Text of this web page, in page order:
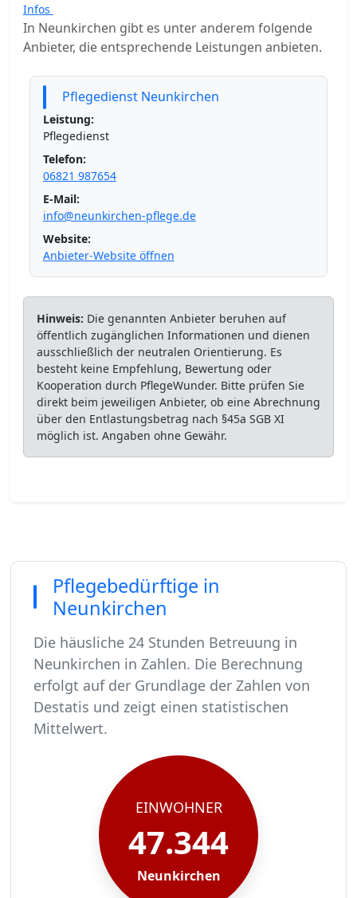
Infos
In Neunkirchen gibt es unter anderem folgende
Anbieter, die entsprechende Leistungen anbieten.
Pflegedienst Neunkirchen
Leistung:
Pflegedienst
Telefon:
06821 987654
E-Mail:
info@neunkirchen-pflege.de
Website:
Anbieter-Website öffnen
Hinweis: Die genannten Anbieter beruhen auf
öffentlich zugänglichen Informationen und dienen
ausschließlich der neutralen Orientierung. Es
besteht keine Empfehlung, Bewertung oder
Kooperation durch PflegeWunder. Bitte prüfen Sie
direkt beim jeweiligen Anbieter, ob eine Abrechnung
über den Entlastungsbetrag nach §45a SGB XI
möglich ist. Angaben ohne Gewähr.
Pflegebedürftige in
Neunkirchen
Die häusliche 24 Stunden Betreuung in
Neunkirchen in Zahlen. Die Berechnung
erfolgt auf der Grundlage der Zahlen von
Destatis und zeigt einen statistischen
Mittelwert.
In Neunkirchen leben rund 47344 Menschen.
Von diesen 47344 Einwohnern sind rund 2888
Ca. 462 dieser pflegebedürftigen Menschen
Der Großteil der Pflegebedürftigen in
EINWOHNER
47.344
Neunkirchen